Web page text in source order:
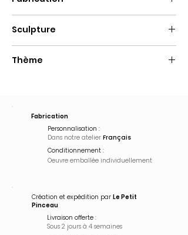
Sculpture
Thème
Fabrication
Personnalisation :
Dans notre atelier Français
Conditionnement :
Oeuvre emballée individuellement
Création et expédition par Le Petit
Pinceau
Livraison offerte :
Sous 2 jours à 4 semaines